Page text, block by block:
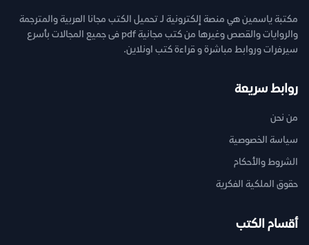
مكتبة ياسمين هي منصة إلكترونية لـ تحميل الكتب مجانا العربية والمترجمة
والروايات والقصص وغيرها من كتب مجانية pdf فى جميع المجالات بأسرع
سيرفرات وروابط مباشرة و قراءة كتب اونلاين.
روابط سريعة
من نحن
سياسة الخصوصية
الشروط والأحكام
حقوق الملكية الفكرية
أقسام الكتب